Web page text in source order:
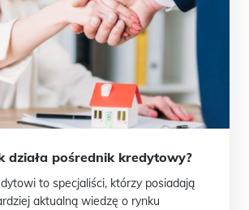
działa pośrednik kredytowy?
to specjaliści, którzy posiadają
aktualną wiedzę o rynku